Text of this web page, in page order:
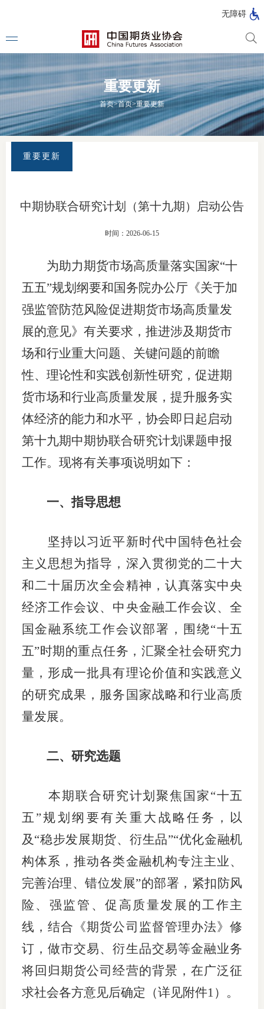
无障碍
法律法
行政法
自律规
团体标
培训学
投资者
上市品
行业投
重要更新
首页>首页>重要更新
重要更新
中期协联合研究计划（第十九期）启动公告
时间：2026-06-15
为助力期货市场高质量落实国家“十
五五”规划纲要和国务院办公厅《关于加
强监管防范风险促进期货市场高质量发
展的意见》有关要求，推进涉及期货市
场和行业重大问题、关键问题的前瞻
性、理论性和实践创新性研究，促进期
货市场和行业高质量发展，提升服务实
体经济的能力和水平，协会即日 起 启动
第十九期中期协联合研究计划课题申报
工作。现将有关事项说明如下：
一、指导思想
坚持以习近平新时代中国特色社会
主义思想为指导， 深入贯彻党的二十大
和二十届历次全会精神，认真落实中央
经济工作会议、中央金融工作会议、全
国金融系统工作会议部署， 围绕“十五
五”时期的重点任务，汇聚全社会研究力
量，形成一批具有理论价值和实践意义
的研究成果，服务国家战略和行业高质
量发展。
二、研究选题
本期联合研究计划 聚焦 国家“十五
五”规划纲要有关 重大战略任务，以
及 “稳步发展期货、衍生品”“优化金融机
构体系，推动各类金融机构专注主业、
完善治理、错位发展”的部署， 紧扣 防风
险 、 强监管 、促高质量发展 的工作主
线 ， 结合《期货公司监督管理办法》修
订， 做市交易、衍生品交易等金融业务
将 回归期货公司经营的背景，在广泛征
求社会各方意见后确定（详见附件1）。
市
货
司
险
理
司
产
理
司
司
投
诉
受
理
渠
道